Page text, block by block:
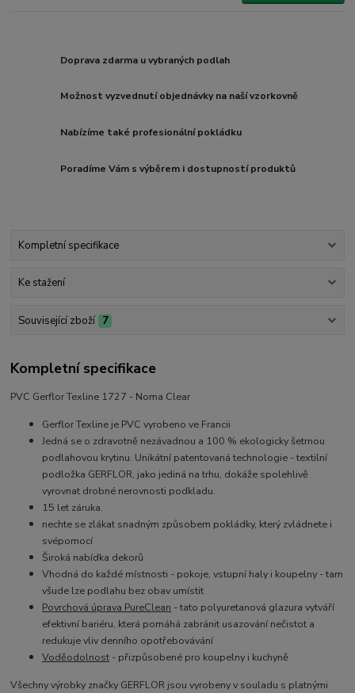
Doprava zdarma u vybraných podlah
Možnost vyzvednutí objednávky na naší vzorkovně
Nabízíme také profesionální pokládku
Poradíme Vám s výběrem i dostupností produktů
Kompletní specifikace
Ke stažení
Související zboží 7
Kompletní specifikace
PVC Gerflor Texline 1727 - Noma Clear
Gerflor Texline je PVC vyrobeno ve Francii
Jedná se o zdravotně nezávadnou a 100 % ekologicky šetrnou
podlahovou krytinu. Unikátní patentovaná technologie - textilní
podložka GERFLOR, jako jediná na trhu, dokáže spolehlivě
vyrovnat drobné nerovnosti podkladu.
15 let záruka.
nechte se zlákat snadným způsobem pokládky, který zvládnete i
svépomocí
Široká nabídka dekorů
Vhodná do každé místnosti - pokoje, vstupní haly i koupelny - tam
všude lze podlahu bez obav umístit
Povrchová úprava PureClean - tato polyuretanová glazura vytváří
efektivní bariéru, která pomáhá zabránit usazování nečistot a
redukuje vliv denního opotřebovávání
Voděodolnost - přizpůsobené pro koupelny i kuchyně
Všechny výrobky značky GERFLOR jsou vyrobeny v souladu s platnými